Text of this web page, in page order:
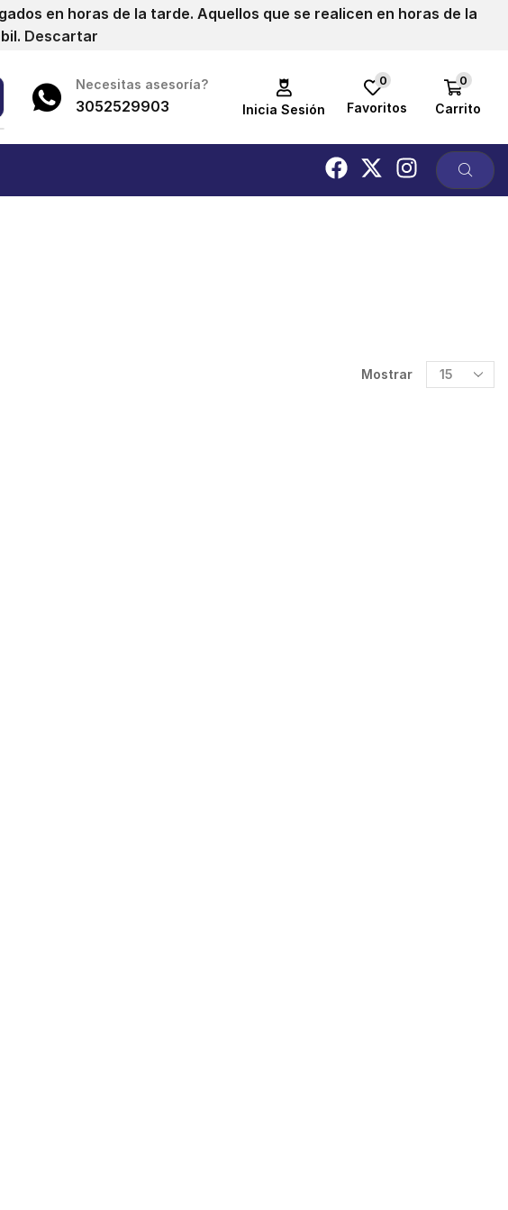
en horas de la tarde. Aquellos que se realicen en horas de la
Descartar
Necesitas asesoría?
3052529903 Inicia Sesión
0
Favoritos
0
Carrito
Mostrar